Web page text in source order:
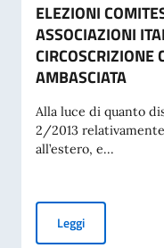
ELEZIONI
ASSOCIAZIONI
CIRCOSCRIZIONE
AMBASCIATA
Alla luce di quanto
2/2013
all’estero, e...
LeggiELEZIONI